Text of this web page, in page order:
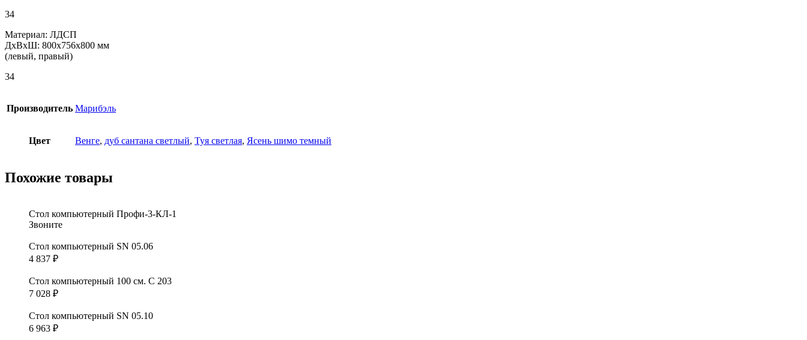
34
Материал: ЛДСП
ДхВхШ: 800х756х800 мм
(левый, правый)
34
Производитель Марибэль
Цвет Венге, дуб сантана светлый, Туя светлая, Ясень шимо темный
Похожие товары
Стол компьютерный Профи-3-КЛ-1
Звоните
Стол компьютерный SN 05.06
4 837 ₽
Стол компьютерный 100 см. С 203
7 028 ₽
Стол компьютерный SN 05.10
6 963 ₽